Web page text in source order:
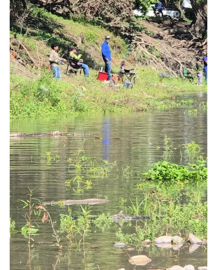
Facebook
Twitter
EmailWhatsApp
Copy
Link
Gmail
Telegram